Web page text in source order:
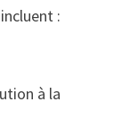
:
à la